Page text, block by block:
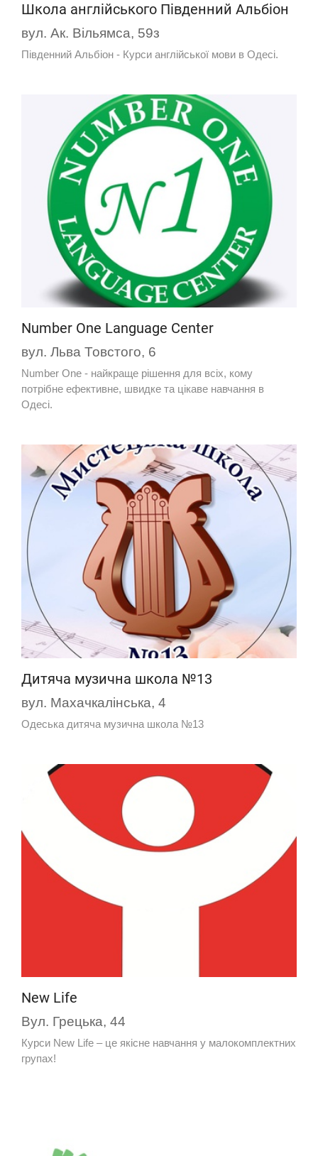
Школа англійського Південний Альбіон
вул. Ак. Вільямса, 59з
Південний Альбіон - Курси англійської мови в Одесі.
Number One Language Center
вул. Льва Товстого, 6
Number One - найкраще рішення для всіх, кому
потрібне ефективне, швидке та цікаве навчання в
Одесі.
Дитяча музична школа №13
вул. Махачкалінська, 4
Одеська дитяча музична школа №13
New Life
Вул. Грецька, 44
Курси New Life – це якісне навчання у малокомплектних
групах!